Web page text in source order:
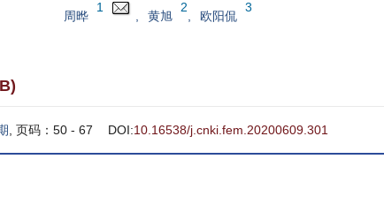
周晔
1
黄旭
2
欧阳侃
3
, 页码：50 - 67 DOI:10.16538/j.cnki.fem.20200609.301